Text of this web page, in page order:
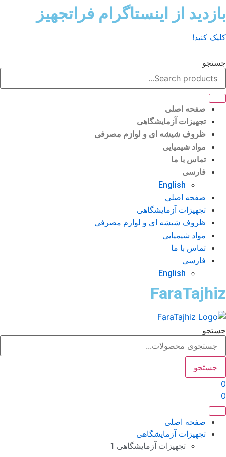
از اینستاگرام فراتجهیز
کنید!
صفحه اصلی
تجهیزات آزمایشگاهی
ظروف شیشه ای و لوازم مصرفی
مواد شیمیایی
تماس با ما
فارسی
English
صفحه اصلی
تجهیزات آزمایشگاهی
ظروف شیشه ای و لوازم مصرفی
مواد شیمیایی
تماس با ما
فارسی
English
جستجو
صفحه اصلی
تجهیزات آزمایشگاهی
تجهیزات آزمایشگاهی 1